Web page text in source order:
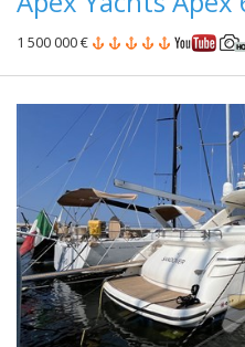
1 500 000 €